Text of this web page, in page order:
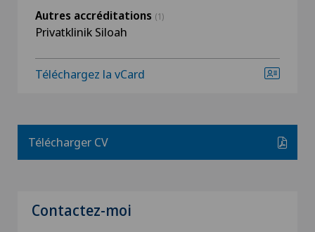
Autres accréditations (1)
Privatklinik Siloah
Téléchargez la vCard
Télécharger CV
Contactez-moi